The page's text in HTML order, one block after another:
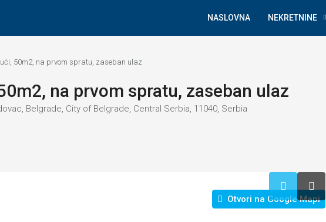
NASLOVNA NEKRETNINE
50m2, na prvom spratu, zaseban ulaz
na prvom spratu, zaseban ulaz
Belgrade, City of Belgrade, Central Serbia, 11040, Serbia
Otvori na Google Mapi